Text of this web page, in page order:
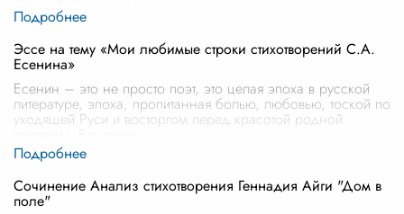
Эссе на тему «Мои любимые строки стихотворений С.А.
Есенина»
Есенин – это не просто поэт, это целая эпоха в русской
литературе, эпоха, пропитанная болью, любовью, тоской по
уходящей Руси и восторгом перед красотой родной
Сочинение Анализ стихотворения Геннадия Айги "Дом в
поле"